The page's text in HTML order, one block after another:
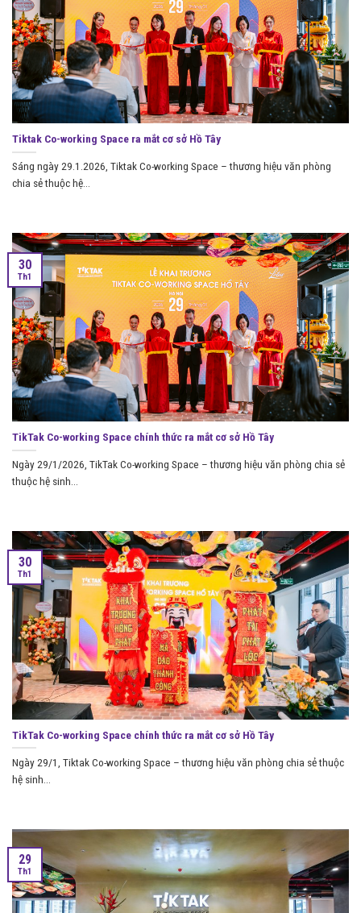
Tiktak Co-working Space ra mắt cơ sở Hồ Tây
Sáng ngày 29.1.2026, Tiktak Co-working Space – thương hiệu văn phòng
chia sẻ thuộc hệ...
TikTak Co-working Space chính thức ra mắt cơ sở Hồ Tây
Ngày 29/1/2026, TikTak Co-working Space – thương hiệu văn phòng chia sẻ
thuộc hệ sinh...
30
Th1
TikTak Co-working Space chính thức ra mắt cơ sở Hồ Tây
Ngày 29/1, Tiktak Co-working Space – thương hiệu văn phòng chia sẻ thuộc
hệ sinh...
30
Th1
29
Th1